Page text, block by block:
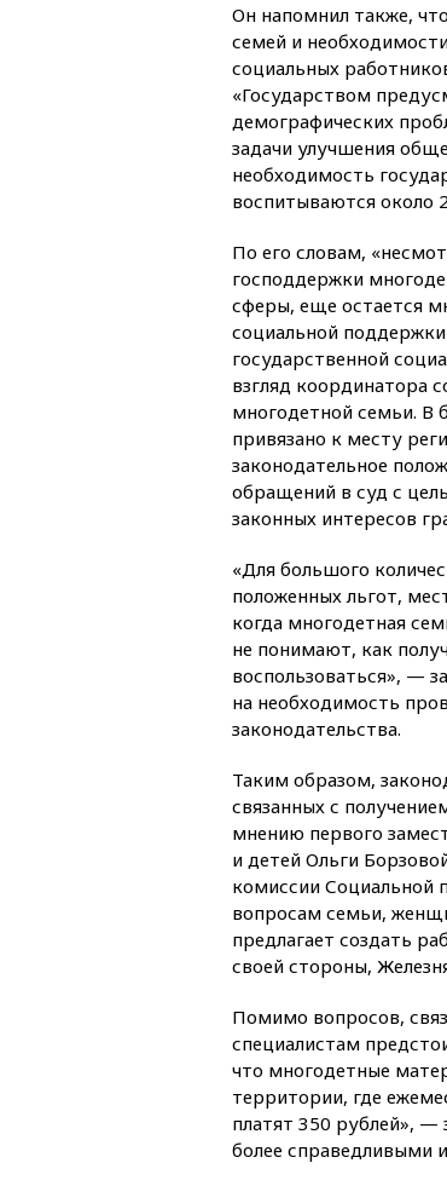
Он напомнил также,
семей и
социальных
«Государством
демографических
задачи улучшения
необходимость
воспитываются около
По его словам,
господдержки
сферы, еще остается
социальной
государственной
взгляд координатора
многодетной семьи. В
привязано к месту
законодательное
обращений в суд с
законных интересов
«Для большого
положенных льгот,
когда многодетная
не понимают, как
воспользоваться», —
на необходимость
законодательства.
Таким образом,
связанных с
мнению первого
и детей Ольги
комиссии Социальной
вопросам семьи,
предлагает создать
своей стороны,
Помимо вопросов,
специалистам
что многодетные
территории, где
платят 350 рублей»,
более справедливыми